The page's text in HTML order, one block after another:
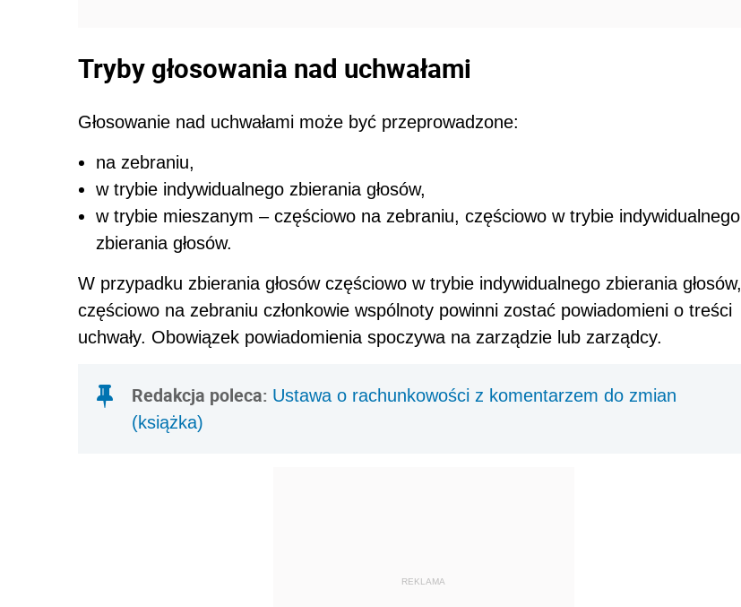
Tryby głosowania nad uchwałami
Głosowanie nad uchwałami może być przeprowadzone:
na zebraniu,
w trybie indywidualnego zbierania głosów,
w trybie mieszanym – częściowo na zebraniu, częściowo w trybie indywidualnego
zbierania głosów.
W przypadku zbierania głosów częściowo w trybie indywidualnego zbierania głosów,
częściowo na zebraniu członkowie wspólnoty powinni zostać powiadomieni o treści
uchwały. Obowiązek powiadomienia spoczywa na zarządzie lub zarządcy.
Redakcja poleca: Ustawa o rachunkowości z komentarzem do zmian
(książka)
REKLAMA